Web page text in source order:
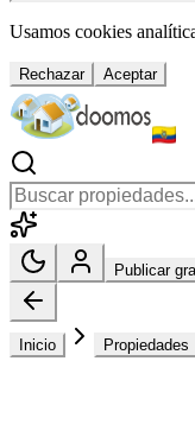
Usamos cookies
Rechazar Aceptar
Publicar
Inicio Propiedades